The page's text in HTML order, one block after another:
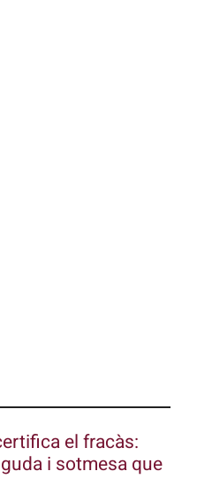
el fracàs:
i sotmesa que